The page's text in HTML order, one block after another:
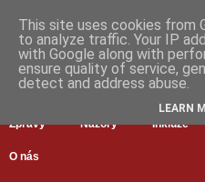
Zprávy Názory Inkluze
O nás
This site uses cookies from
to analyze traffic. Your IP
with Google along with
ensure quality of service,
detect and address abuse.
LEARN